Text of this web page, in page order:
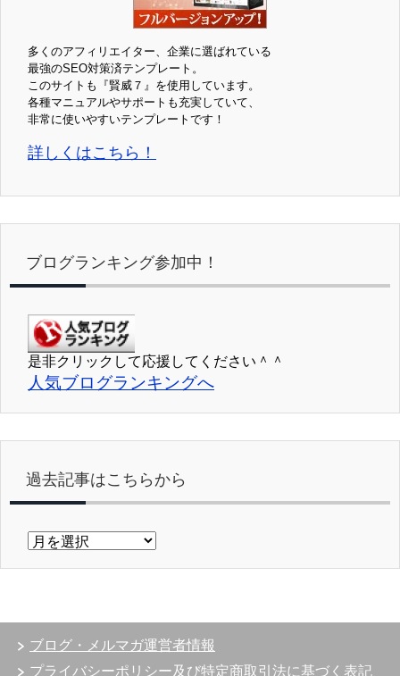
多くのアフィリエイター、企業に選ばれている
最強のSEO対策済テンプレート。
このサイトも『賢威７』を使用しています。
各種マニュアルやサポートも充実していて、
非常に使いやすいテンプレートです！
詳しくはこちら！
ブログランキング参加中！
是非クリックして応援してください＾＾
人気ブログランキングへ
過去記事はこちらから
過
ち
ら
ブログ・メルマガ運営者情報
プライバシーポリシー及び特定商取引法に基づく表記